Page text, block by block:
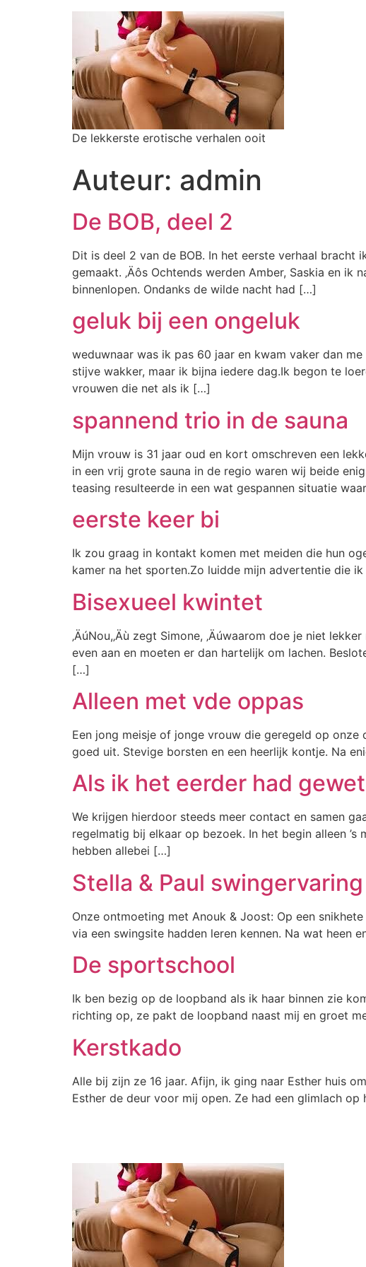
De lekkerste erotische verhalen ooit
Auteur: admin
De BOB, deel 2
Dit is deel 2 van de BOB. In het eerste verhaal
gemaakt. ‚Äôs Ochtends werden Amber, Saskia en
binnenlopen. Ondanks de wilde nacht had […]
geluk bij een ongeluk
weduwnaar was ik pas 60 jaar en kwam vaker dan
stijve wakker, maar ik bijna iedere dag.Ik begon te
vrouwen die net als ik […]
spannend trio in de sauna
Mijn vrouw is 31 jaar oud en kort omschreven een
in een vrij grote sauna in de regio waren wij beide
teasing resulteerde in een wat gespannen situatie
eerste keer bi
Ik zou graag in kontakt komen met meiden die hun
kamer na het sporten.Zo luidde mijn advertentie die
Bisexueel kwintet
‚ÄúNou,‚Äù zegt Simone, ‚Äúwaarom doe je niet
even aan en moeten er dan hartelijk om lachen.
[…]
Alleen met vde oppas
Een jong meisje of jonge vrouw die geregeld op
goed uit. Stevige borsten en een heerlijk kontje. Na
Als ik het eerder had
We krijgen hierdoor steeds meer contact en samen
regelmatig bij elkaar op bezoek. In het begin alleen
hebben allebei […]
Stella & Paul swingervaring
Onze ontmoeting met Anouk & Joost: Op een
via een swingsite hadden leren kennen. Na wat heen
De sportschool
Ik ben bezig op de loopband als ik haar binnen zie
richting op, ze pakt de loopband naast mij en groet
Kerstkado
Alle bij zijn ze 16 jaar. Afijn, ik ging naar Esther huis
Esther de deur voor mij open. Ze had een glimlach